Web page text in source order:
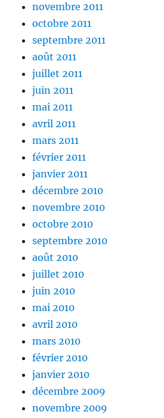
novembre 2011
octobre 2011
septembre 2011
août 2011
juillet 2011
juin 2011
mai 2011
avril 2011
mars 2011
février 2011
janvier 2011
décembre 2010
novembre 2010
octobre 2010
septembre 2010
août 2010
juillet 2010
juin 2010
mai 2010
avril 2010
mars 2010
février 2010
janvier 2010
décembre 2009
novembre 2009